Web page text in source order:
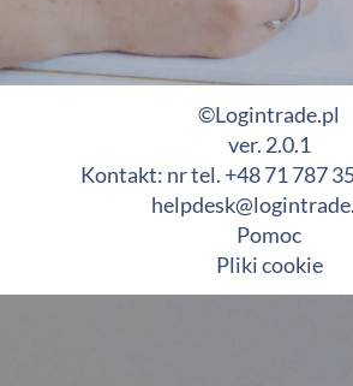
©Logintrade.pl
ver. 2.0.1
Kontakt: nr tel. +48 71 787
Pomoc
Pliki cookie